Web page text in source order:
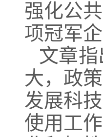
强化公
项冠军
文章
大，政
发展科
使用工